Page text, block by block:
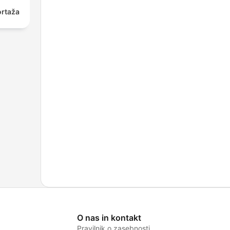
O nas in kontakt
Pravilnik o zasebnosti